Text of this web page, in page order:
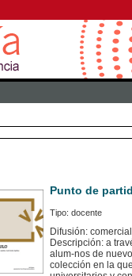
Punto de
Tipo: docente
Difusión: comercial
Descripción: a
alum-nos de
colección en la